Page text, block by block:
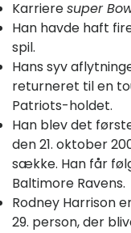
Karrieresuper
Han havde haft
spil.
Hans syv
returneret til en
Patriots-holdet.
Han blev det
den 21. oktober
sække. Han får
Baltimore Ravens.
Rodney Harrison
29. person, der